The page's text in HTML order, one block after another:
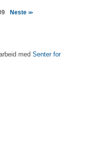
Neste >>
med Senter for